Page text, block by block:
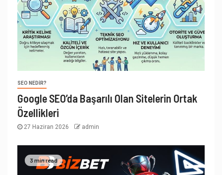
SEO NEDIR?
Google SEO’da Başarılı Olan Sitelerin Ortak
Özellikleri
27 Haziran 2026 admin
3 min read